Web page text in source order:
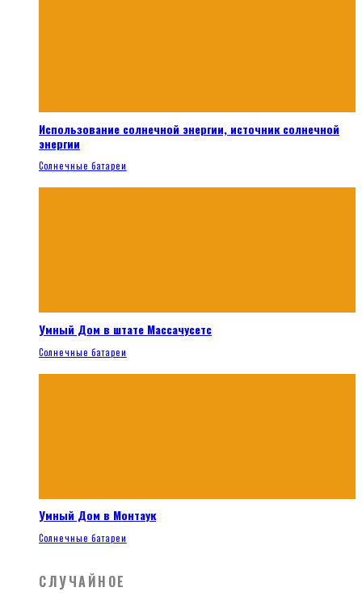
Использование солнечной энергии, источник солнечной
энергии
Солнечные батареи
Умный Дом в штате Массачусетс
Солнечные батареи
Умный Дом в Монтаук
Солнечные батареи
СЛУЧАЙНОЕ